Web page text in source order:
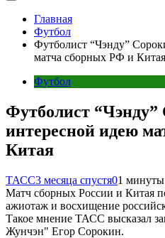
Главная
Футбол
Футболист “Чэнду”
матча сборных РФ и Китая
Футбол
Футболист “Чэнду”
интересной идею
Китая
ТАСС3 месяца спустя01 минуты
Матч сборных России и Китая
ажиотаж и восхищение
Такое мнение ТАСС высказал
Жунчэн" Егор Сорокин.